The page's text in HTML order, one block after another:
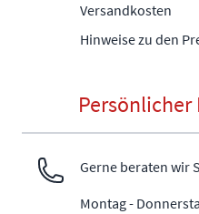
Versandkosten
Hinweise zu den
Persönlicher
Gerne beraten wir
Montag -